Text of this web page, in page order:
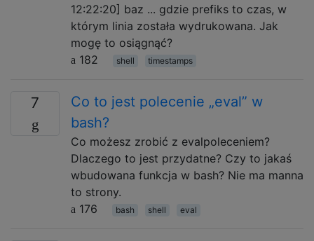
12:22:20] baz ... gdzie prefiks to czas, w
którym linia została wydrukowana. Jak
mogę to osiągnąć?
182
shell timestamps
7
Co to jest polecenie „eval” w
bash?
Co możesz zrobić z evalpoleceniem?
Dlaczego to jest przydatne? Czy to jakaś
wbudowana funkcja w bash? Nie ma manna
to strony.
176
bash shell eval